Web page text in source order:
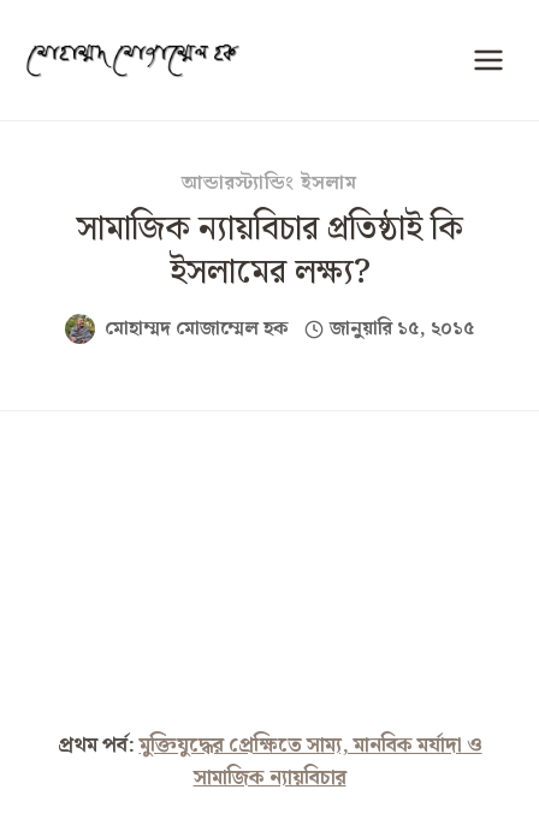
content
আন্ডারস্ট্যান্ডিং ইসলাম
সামাজিক ন্যায়বিচার প্রতিষ্ঠাই কি
ইসলামের লক্ষ্য?
মোহাম্মদ মোজাম্মেল হক জানুয়ারি ১৫, ২০১৫
প্রথম পর্ব:মুক্তিযুদ্ধের প্রেক্ষিতে সাম্য, মানবিক মর্যাদা ও
সামাজিক ন্যায়বিচার